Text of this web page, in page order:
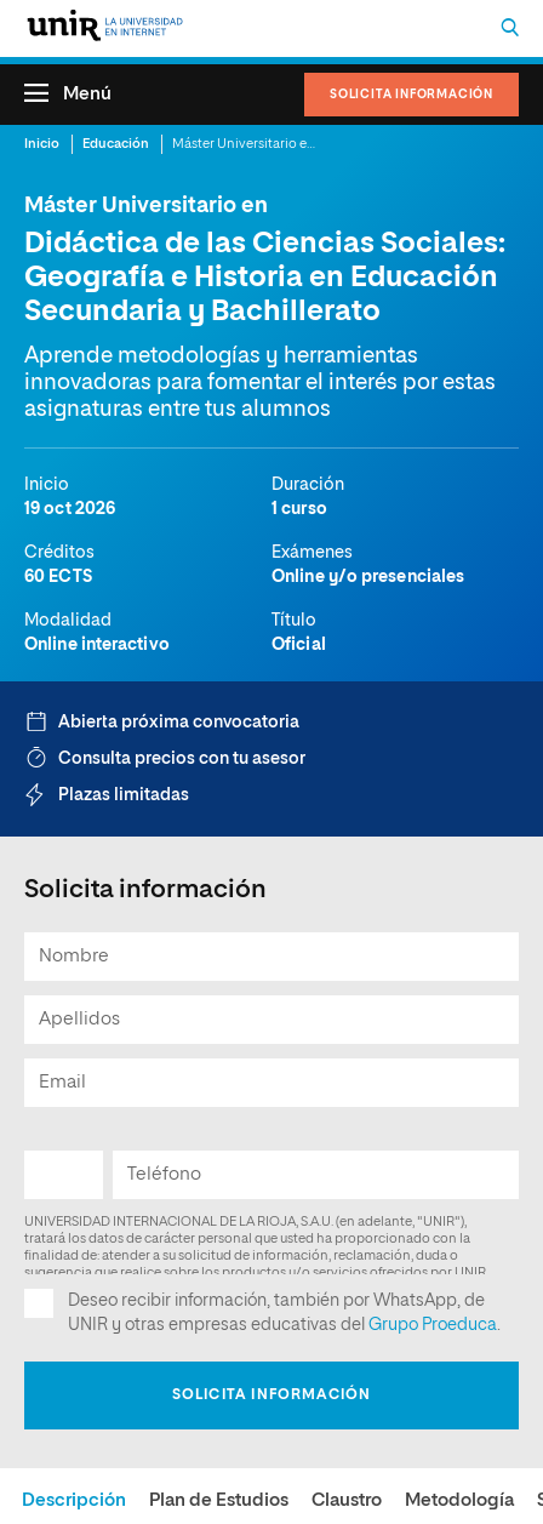
SOLICITA INFORMACIÓN
Menú
Inicio Educación
Máster Universitario en
Didáctica de las Ciencias Sociales:
Geografía e Historia en Educación
Secundaria y Bachillerato
Aprende metodologías y herramientas
innovadoras para fomentar el interés por estas
asignaturas entre tus alumnos
Inicio
19 oct 2026
Duración
1 curso
Créditos
60 ECTS
Exámenes
Online y/o presenciales
Modalidad
Online interactivo
Título
Oficial
Descripción Plan de Estudios Claustro Metodología
Abierta próxima convocatoria
Consulta precios con tu asesor
Plazas limitadas
Solicita información